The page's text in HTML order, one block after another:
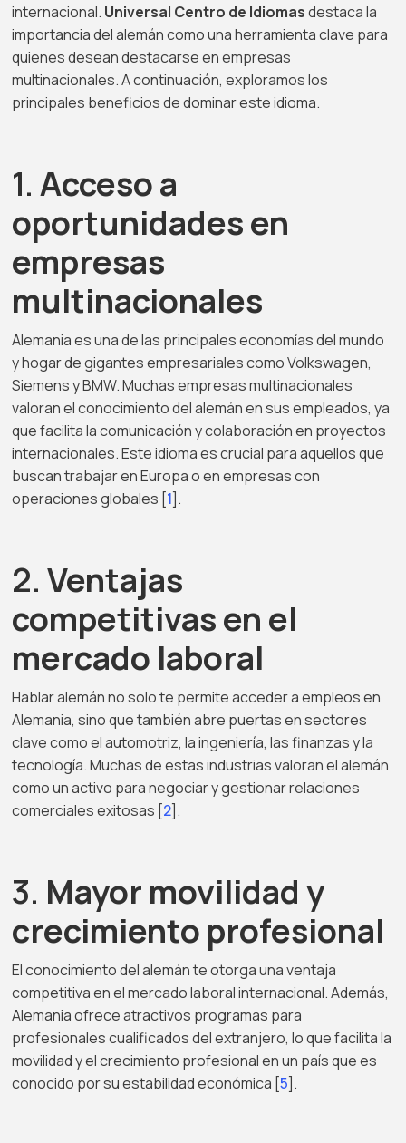
internacional. Universal Centro de Idiomasdestaca la
importancia del alemán como una herramienta clave para
quienes desean destacarse en empresas
multinacionales. A continuación, exploramos los
principales beneficios de dominar este idioma.
1.Acceso a
oportunidades en
empresas
multinacionales
Alemania es una de las principales economías del mundo
y hogar de gigantes empresariales como Volkswagen,
Siemens y BMW. Muchas empresas multinacionales
valoran el conocimiento del alemán en sus empleados, ya
que facilita la comunicación y colaboración en proyectos
internacionales. Este idioma es crucial para aquellos que
buscan trabajar en Europa o en empresas con
operaciones globales [1].
2.Ventajas
competitivas en el
mercado laboral
Hablar alemán no solo te permite acceder a empleos en
Alemania, sino que también abre puertas en sectores
clave como el automotriz, la ingeniería, las finanzas y la
tecnología. Muchas de estas industrias valoran el alemán
como un activo para negociar y gestionar relaciones
comerciales exitosas [2].
3. Mayor movilidad y
crecimiento profesional
El conocimiento del alemán te otorga una ventaja
competitiva en el mercado laboral internacional. Además,
Alemania ofrece atractivos programas para
profesionales cualificados del extranjero, lo que facilita la
movilidad y el crecimiento profesional en un país que es
conocido por su estabilidad económica [5].